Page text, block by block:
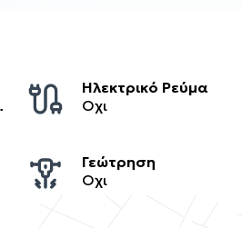
Ηλεκτρικό Ρεύμα
Οχι
Γεώτρηση
Οχι